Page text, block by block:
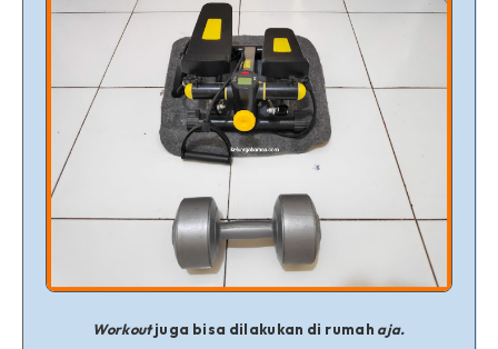
Workoutjuga bisa dilakukan di rumah aja.